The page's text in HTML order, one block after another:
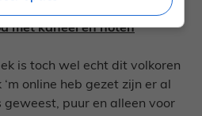
met kaneel en noten
is toch wel echt dit volkoren
online heb gezet zijn er al
puur en alleen voor